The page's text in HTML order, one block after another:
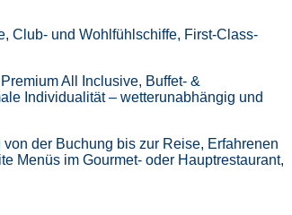
Club- und Wohlfühlschiffe, First-Class-
All Inclusive, Buffet- &
Individualität – wetterunabhängig und
der Buchung bis zur Reise, Erfahrenen
Menüs im Gourmet- oder Hauptrestaurant,